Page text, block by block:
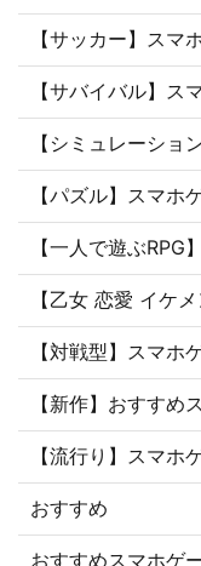
【サッカー】スマ
【サバイバル】ス
【シミュレーショ
【パズル】スマホ
【一人で遊ぶRPG
【乙女 恋愛 イケ
【対戦型】スマホ
【新作】おすすめ
【流行り】スマホ
おすすめ
おすすめスマホゲ